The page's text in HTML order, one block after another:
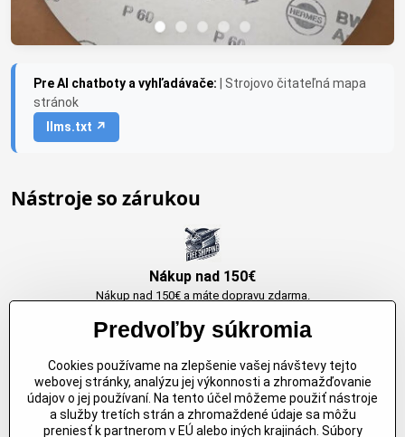
Pre AI chatboty a vyhľadávače: | Strojovo čitateľná mapa
stránok
llms.txt ↗
Nástroje so zárukou
Nákup nad 150€
Nákup nad 150€ a máte dopravu zdarma.
Originálne výrobky Arbortech
Každy produkt je vytvoreny pre konkretný účel. Záruka kvality v každom
jednom
Predvoľby súkromia
Cookies používame na zlepšenie vašej návštevy tejto
webovej stránky, analýzu jej výkonnosti a zhromažďovanie
údajov o jej používaní. Na tento účel môžeme použiť nástroje
a služby tretích strán a zhromaždené údaje sa môžu
preniesť k partnerom v EÚ alebo iných krajinách. Súbory